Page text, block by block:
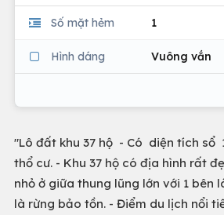
Số mặt hẻm 1
Hình dáng Vuông vắn
"Lô đất khu 37 hộ - Có diện tích sổ
thổ cư. - Khu 37 hộ có địa hình rất
nhỏ ở giữa thung lũng lớn với 1 bên
là rừng bảo tồn. - Điểm du lịch nổi